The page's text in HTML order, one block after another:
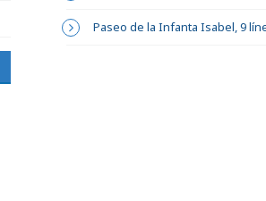
Paseo de la Infanta Isabel, 9